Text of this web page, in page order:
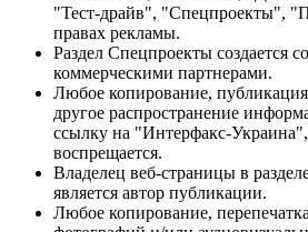
"Тест-драйв", "Спецпроекты",
правах рекламы.
Раздел Спецпроекты создается
коммерческими партнерами.
Любое копирование,
другое распространение
ссылку на "Интерфакс-
воспрещается.
Владелец веб-страницы в
является автор публикации.
Любое копирование,